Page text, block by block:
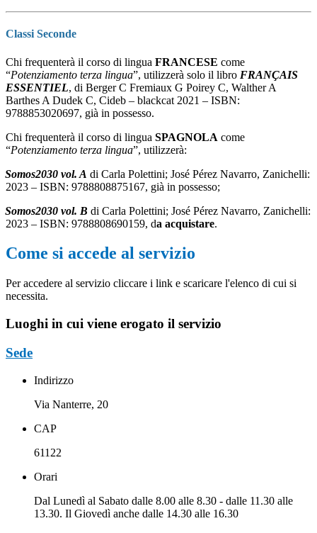
Classi Seconde
Chi frequenterà il corso di lingua FRANCESE come
“Potenziamento terza lingua”, utilizzerà solo il libro FRANÇAIS
ESSENTIEL, di Berger C Fremiaux G Poirey C, Walther A
Barthes A Dudek C, Cideb – blackcat 2021 – ISBN:
9788853020697, già in possesso.
Chi frequenterà il corso di lingua SPAGNOLA come
“Potenziamento terza lingua”, utilizzerà:
Somos2030 vol. A di Carla Polettini; José Pérez Navarro, Zanichelli:
2023 – ISBN: 9788808875167, già in possesso;
Somos2030 vol. B di Carla Polettini; José Pérez Navarro, Zanichelli:
2023 – ISBN: 9788808690159, da acquistare.
Come si accede al servizio
Per accedere al servizio cliccare i link e scaricare l'elenco di cui si
necessita.
Luoghi in cui viene erogato il servizio
Sede
Indirizzo
Via Nanterre, 20
CAP
61122
Orari
Dal Lunedì al Sabato dalle 8.00 alle 8.30 - dalle 11.30 alle
13.30. Il Giovedì anche dalle 14.30 alle 16.30